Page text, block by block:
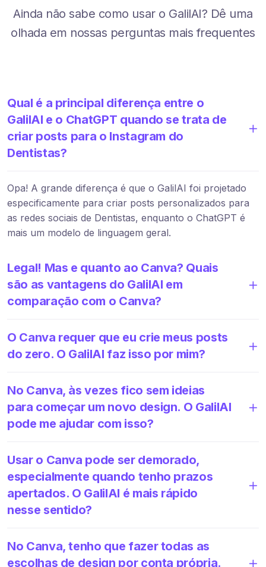
Ainda não sabe como usar o GalilAI? Dê uma
olhada em nossas perguntas mais frequentes
Qual é a principal diferença entre o
GalilAI e o ChatGPT quando se trata de
criar posts para o Instagram do
Dentistas?
Opa! A grande diferença é que o GalilAI foi projetado
especificamente para criar posts personalizados para
as redes sociais de Dentistas, enquanto o ChatGPT é
mais um modelo de linguagem geral.
Legal! Mas e quanto ao Canva? Quais
são as vantagens do GalilAI em
comparação com o Canva?
O Canva requer que eu crie meus posts
do zero. O GalilAI faz isso por mim?
No Canva, às vezes fico sem ideias
para começar um novo design. O GalilAI
pode me ajudar com isso?
Usar o Canva pode ser demorado,
especialmente quando tenho prazos
apertados. O GalilAI é mais rápido
nesse sentido?
No Canva, tenho que fazer todas as
escolhas de design por conta própria.